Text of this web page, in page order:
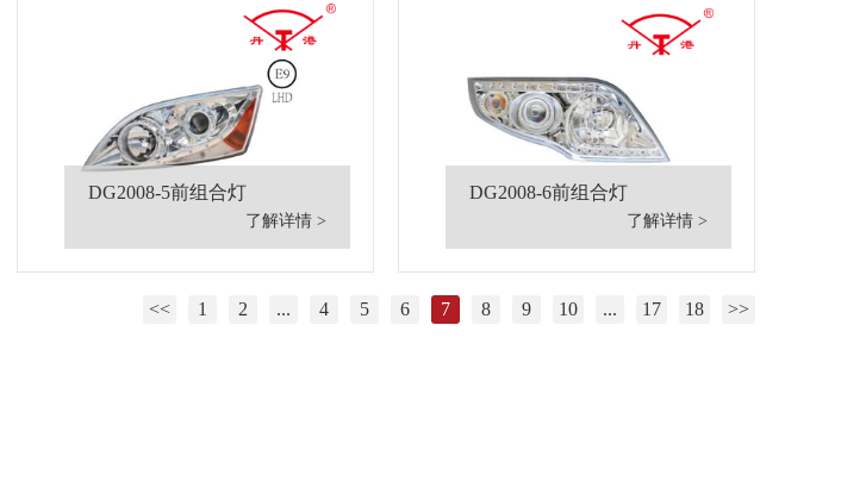
DG2008-5前组合灯
了解详情 >
DG2008-6前组合灯
了解详情 >
<< 1 2 ... 4 5 6 7 8 9 10 ... 17 18 >>